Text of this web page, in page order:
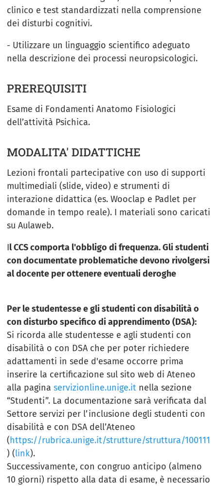
clinico e test standardizzati nella comprensione
dei disturbi cognitivi.
- Utilizzare un linguaggio scientifico adeguato
nella descrizione dei processi neuropsicologici.
PREREQUISITI
Esame di Fondamenti Anatomo Fisiologici
dell’attività Psichica.
MODALITA' DIDATTICHE
Lezioni frontali partecipative con uso di supporti
multimediali (slide, video) e strumenti di
interazione didattica (es. Wooclap e Padlet per
domande in tempo reale). I materiali sono caricati
su Aulaweb.
Il CCS comporta l'obbligo di frequenza. Gli studenti
con documentate problematiche devono rivolgersi
al docente per ottenere eventuali deroghe
Per le studentesse e gli studenti con disabilità o
con disturbo specifico di apprendimento (DSA):
Si ricorda alle studentesse e agli studenti con
disabilità o con DSA che per poter richiedere
adattamenti in sede d'esame occorre prima
inserire la certificazione sul sito web di Ateneo
alla pagina servizionline.unige.itnella sezione
“Studenti”. La documentazione sarà verificata dal
Settore servizi per l’inclusione degli studenti con
disabilità e con DSA dell’Ateneo
(https://rubrica.unige.it/strutture/struttura/100111
) (link).
Successivamente, con congruo anticipo (almeno
10 giorni) rispetto alla data di esame, è necessario